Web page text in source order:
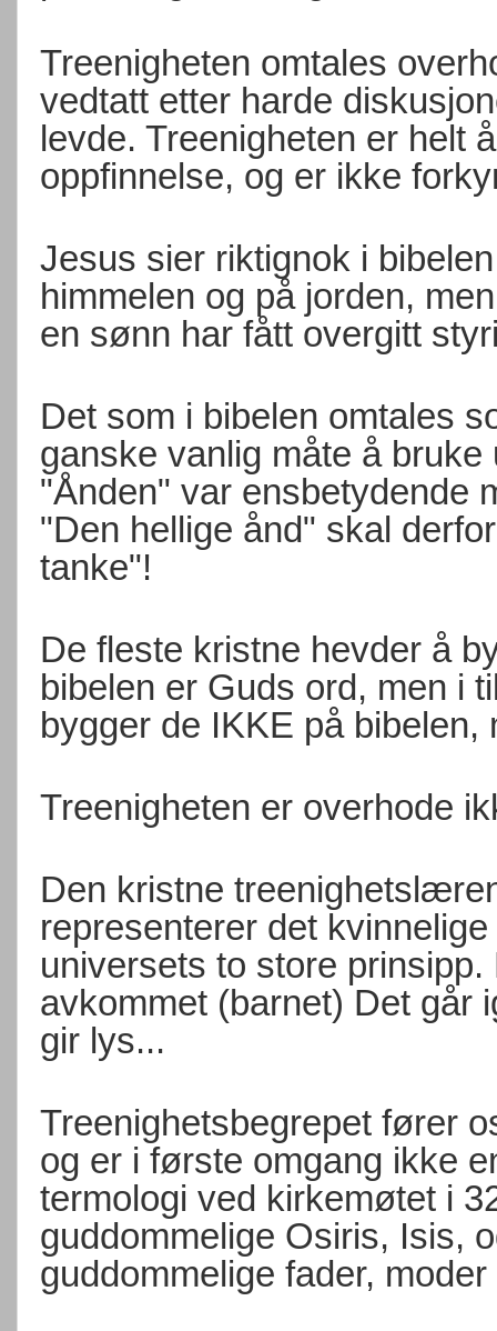
Treenigheten omtales
vedtatt etter harde
levde. Treenigheten er helt
oppfinnelse, og er ikke
Jesus sier riktignok i
himmelen og på jorden,
en sønn har fått overgitt
Det som i bibelen omtales
ganske vanlig måte å
"Ånden" var ensbetydende
"Den hellige ånd" skal
tanke"!
De fleste kristne hevder å
bibelen er Guds ord, men i
bygger de IKKE på
Treenigheten er overhode
Den kristne
representerer det
universets to store
avkommet (barnet) Det går
gir lys...
Treenighetsbegrepet fører
og er i første omgang ikke
termologi ved kirkemøtet i
guddommelige Osiris, Isis,
guddommelige fader,